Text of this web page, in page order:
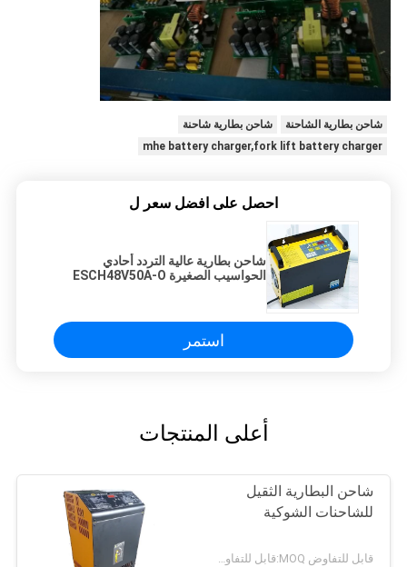
شاحن بطارية الشاحنة
شاحن بطارية شاحنة
mhe battery charger,fork lift battery charger
احصل على افضل سعر ل
شاحن بطارية عالية التردد أحادي
الحواسيب الصغيرة ESCH48V50A-O
استمر
أعلى المنتجات
شاحن البطارية الثقيل
للشاحنات الشوكية
قابل للتفاوض MOQ:قابل للتفاوض